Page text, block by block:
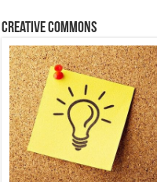
Creative Commons